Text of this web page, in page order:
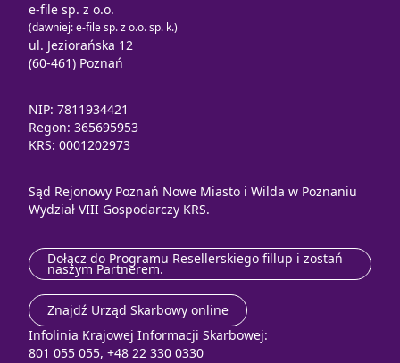
e-file sp. z o.o.
(dawniej: e-file sp. z o.o. sp. k.)
ul. Jeziorańska 12
(60-461) Poznań
NIP: 7811934421
Regon: 365695953
KRS: 0001202973
Sąd Rejonowy Poznań Nowe Miasto i Wilda w Poznaniu
Wydział VIII Gospodarczy KRS.
Dołącz do Programu Resellerskiego fillup i zostań
naszym Partnerem.
Znajdź Urząd Skarbowy online
Infolinia Krajowej Informacji Skarbowej:
801 055 055, +48 22 330 0330